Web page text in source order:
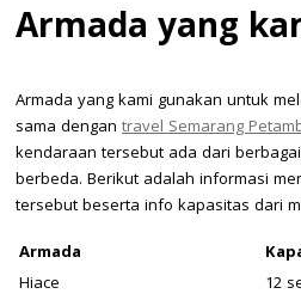
Armada yang
Armada yang kami gunakan untuk
sama dengan travel Semarang
kendaraan tersebut ada dari
berbeda. Berikut adalah informasi
tersebut beserta info kapasitas dari
Armada
Hiace
12